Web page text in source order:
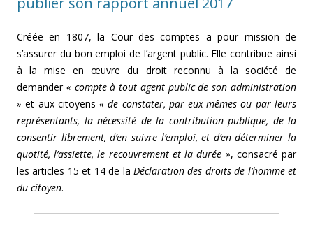
Créée en 1807, la Cour des comptes a pour mission de
s’assurer du bon emploi de l’argent public. Elle contribue ainsi
à la mise en œuvre du droit reconnu à la société de
demander « compte à tout agent public de son administration
» et aux citoyens« de constater, par eux-mêmes ou par leurs
représentants, la nécessité de la contribution publique, de la
consentir librement, d’en suivre l’emploi, et d’en déterminer la
quotité, l’assiette, le recouvrement et la durée », consacré par
les articles 15 et 14 de la Déclaration des droits de l’homme et
du citoyen.